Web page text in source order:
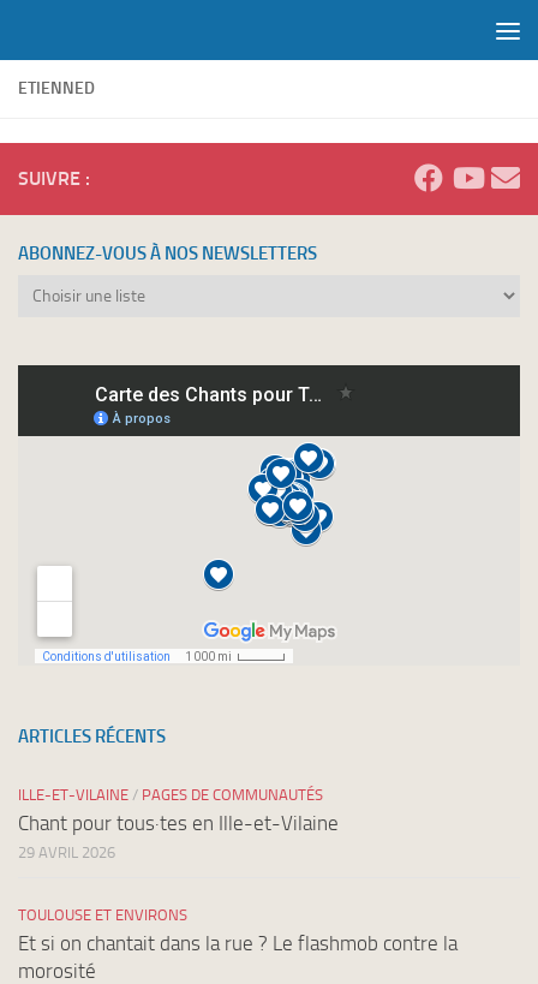
ETIENNED
SUIVRE :
ABONNEZ-VOUS À NOS NEWSLETTERS
Abonnez-
newsletters
ARTICLES RÉCENTS
ILLE-ET-VILAINE / PAGES DE COMMUNAUTÉS
Chant pour tous·tes en Ille-et-Vilaine
29 AVRIL 2026
TOULOUSE ET ENVIRONS
Et si on chantait dans la rue ? Le flashmob contre la
morosité